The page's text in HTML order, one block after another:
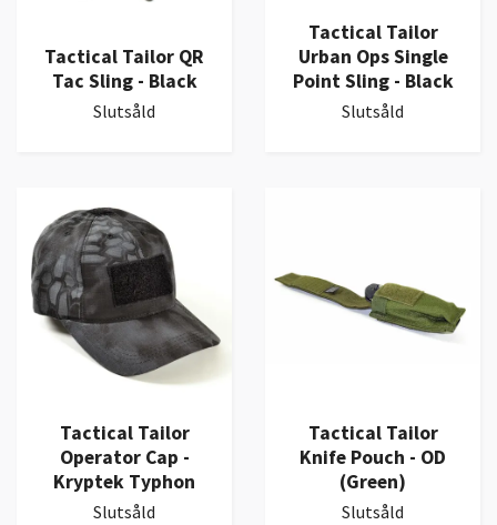
Tactical Tailor QR
Tac Sling - Black
Slutsåld
Tactical Tailor
Urban Ops Single
Point Sling - Black
Slutsåld
Tactical Tailor
Operator Cap -
Kryptek Typhon
Slutsåld
Tactical Tailor
Knife Pouch - OD
(Green)
Slutsåld